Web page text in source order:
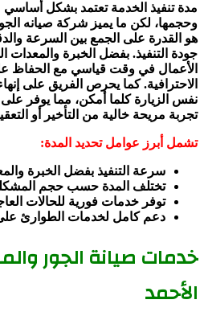
مدة تنفيذ الخدمة تعتمد بشكل
وحجمها، لكن ما يميز شركة صيانه
هو القدرة على الجمع بين السرعة
جودة التنفيذ. بفضل الخبرة والمعدات
الأعمال في وقت قياسي مع الحفاظ
الاحترافية. كما يحرص الفريق على
نفس الزيارة كلما أمكن، مما يوفر
تجربة مريحة خالية من التأخير أو
تشمل أبرز عوامل تحديد المدة:
سرعة التنفيذ بفضل الخبرة
تختلف المدة حسب حجم
توفر خدمات فورية للحالات
دعم كامل لخدمات الطوارئ على مدار
خدمات صيانة الجور
الأحمد